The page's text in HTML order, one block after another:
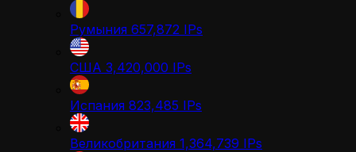
Румыния 657,872 IPs
США 3,420,000 IPs
Испания 823,485 IPs
Великобритания 1,364,739 IPs